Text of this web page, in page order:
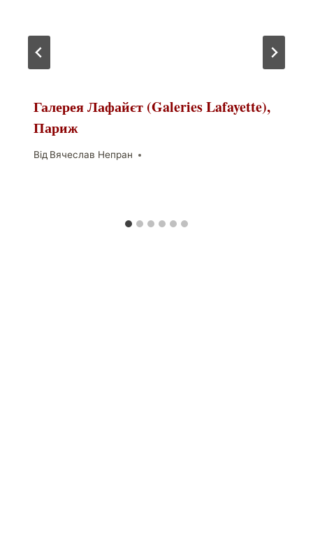
Галерея Лафайєт (Galeries Lafayette),
Париж
Від Вячеслав Непран